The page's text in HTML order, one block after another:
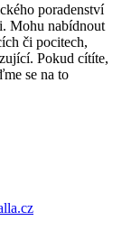
poradenství
Mohu nabídnout
či pocitech,
Pokud cítíte,
se na to